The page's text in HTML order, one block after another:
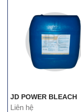
JD POWER BLEACH
Liên hệ